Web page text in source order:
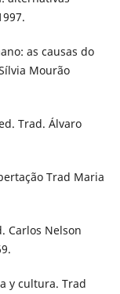
as causas do
Mourão
Trad. Álvaro
Trad Maria
Carlos Nelson
y cultura. Trad